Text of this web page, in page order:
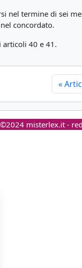
nel termine di sei
concordato.
articoli 40 e 41.
«
©2024 misterlex.it -